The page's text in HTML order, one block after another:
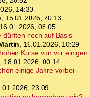
14:30
, 15.01.2026, 20:13
16.01.2026, 08:05
dürften noch auf Basis
, 16.01.2026, 10:29
Kurse von vor einigen
, 18.01.2026, 00:14
einige Jahre vorbei-
23:09